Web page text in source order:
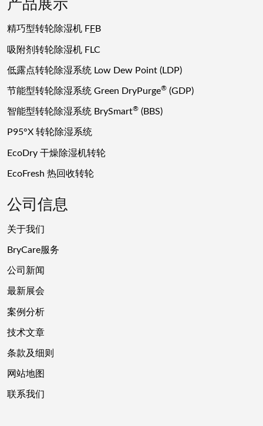
产品展示
精巧型转轮除湿机 FFB
吸附剂转轮除湿机 FLC
低露点转轮除湿系统 Low Dew Point (LDP)
节能型转轮除湿系统 Green DryPurge® (GDP)
智能型转轮除湿系统 BrySmart® (BBS)
P95°X 转轮除湿系统
EcoDry 干燥除湿机转轮
EcoFresh 热回收转轮
公司信息
关于我们
BryCare服务
公司新闻
最新展会
案例分析
技术文章
条款及细则
网站地图
联系我们